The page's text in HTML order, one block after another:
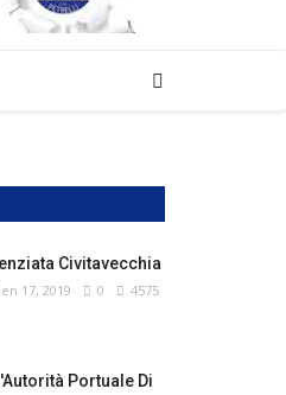
Civitavecchia
17, 2019 0 4575
Portuale Di